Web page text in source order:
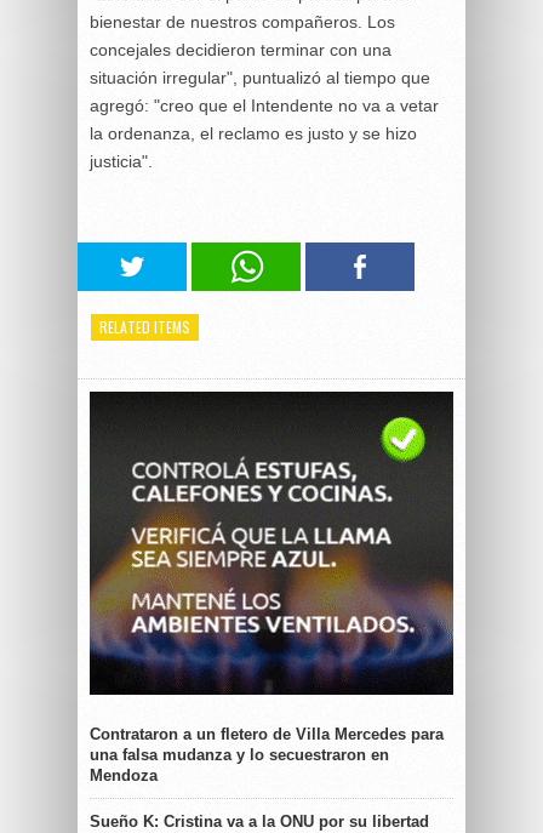
bienestar de nuestros compañeros. Los
concejales decidieron terminar con una
situación irregular", puntualizó al tiempo que
agregó: "creo que el Intendente no va a vetar
la ordenanza, el reclamo es justo y se hizo
justicia".
RELATED ITEMS
Contrataron a un fletero de Villa Mercedes para
una falsa mudanza y lo secuestraron en
Mendoza
Sueño K: Cristina va a la ONU por su libertad